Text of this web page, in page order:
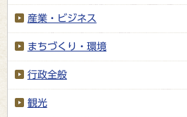
産業・ビジネス
まちづくり・環境
行政全般
観光